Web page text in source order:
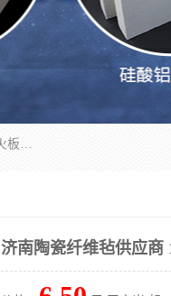
1260卷毡针刺毯，1360标准高纯高铝毯，1430度低锆锆铝含锆毯，普通挡渣棉卷毡，防火纸、挡火板、隔热垫片模块、棉块、折叠块、散棉高温固化剂价格规格密度多少钱图片视频立方平米参数指标
济南陶瓷纤维毡供应商